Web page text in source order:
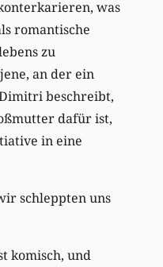
was
romantische
zu
an der ein
beschreibt,
dafür ist,
in eine
schleppten uns
komisch, und